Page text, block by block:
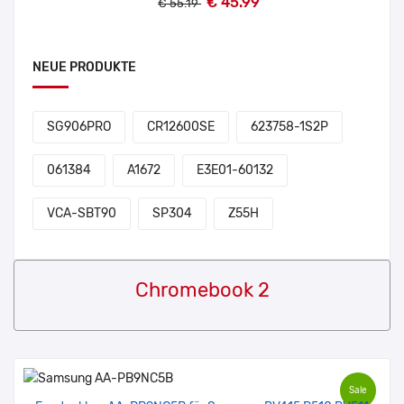
€ 55.19
NEUE PRODUKTE
SG906PRO CR12600SE 623758-1S2P
061384 A1672 E3E01-60132
VCA-SBT90 SP304 Z55H
Chromebook 2
Sale